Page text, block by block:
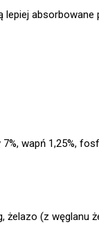
lepiej absorbowane
wapń 1,25%,
żelazo (z węglanu